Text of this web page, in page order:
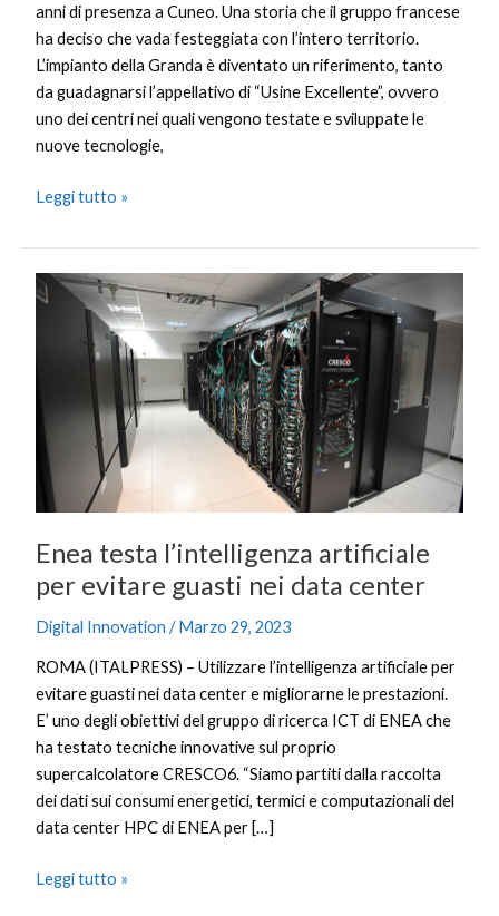
anni di presenza a Cuneo. Una storia che il gruppo francese
ha deciso che vada festeggiata con l’intero territorio.
L’impianto della Granda è diventato un riferimento, tanto
da guadagnarsi l’appellativo di “Usine Excellente”, ovvero
uno dei centri nei quali vengono testate e sviluppate le
nuove tecnologie,
Leggi tutto »
Enea testa l’intelligenza artificiale
per evitare guasti nei data center
Digital Innovation /Marzo 29, 2023
ROMA (ITALPRESS) – Utilizzare l’intelligenza artificiale per
evitare guasti nei data center e migliorarne le prestazioni.
E’ uno degli obiettivi del gruppo di ricerca ICT di ENEA che
ha testato tecniche innovative sul proprio
supercalcolatore CRESCO6. “Siamo partiti dalla raccolta
dei dati sui consumi energetici, termici e computazionali del
data center HPC di ENEA per […]
Enea
l’intelligenza
artificiale
guasti
nei
data
Leggi tutto »